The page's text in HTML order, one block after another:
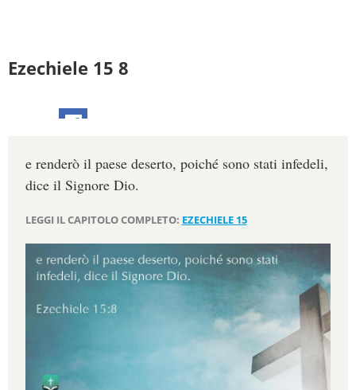
Ezechiele 15 8
e renderò il paese deserto, poiché sono stati infedeli,
dice il Signore Dio.
LEGGI IL CAPITOLO COMPLETO: EZECHIELE 15